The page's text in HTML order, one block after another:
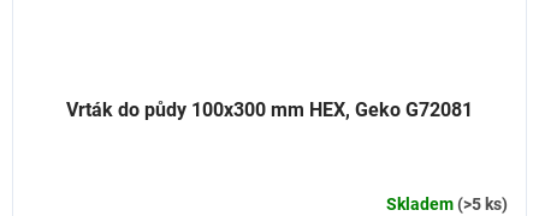
Vrták do půdy 100x300 mm HEX, Geko G72081
Skladem(>5 ks)